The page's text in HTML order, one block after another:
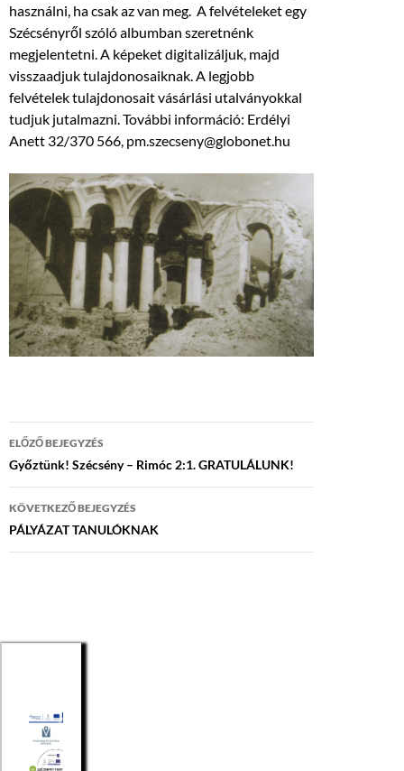
használni, ha csak az van meg. A felvételeket egy
Szécsényről szóló albumban szeretnénk
megjelentetni. A képeket digitalizáljuk, majd
visszaadjuk tulajdonosaiknak. A legjobb
felvételek tulajdonosait vásárlási utalványokkal
tudjuk jutalmazni. További információ: Erdélyi
Anett 32/370 566, pm.szecseny@globonet.hu
Bejegyzés
navigáció
ELŐZŐ BEJEGYZÉS
Győztünk! Szécsény – Rimóc 2:1. GRATULÁLUNK!
KÖVETKEZŐ BEJEGYZÉS
PÁLYÁZAT TANULÓKNAK